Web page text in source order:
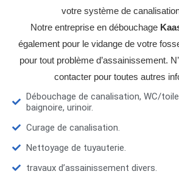
votre système de
Notre entreprise en débouchage
également pour le vidange de votre
pour tout problème d’assainissement.
contacter pour toutes autres
Débouchage de canalisation, WC/
baignoire, urinoir.
Curage de canalisation.
Nettoyage de tuyauterie.
travaux d’assainissement divers.